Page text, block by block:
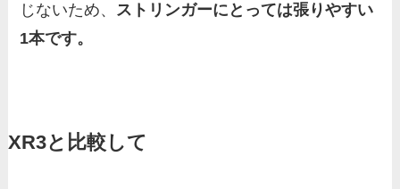
じないため、 ストリンガーにとっては張りやすい
1本です。
XR3と比較して